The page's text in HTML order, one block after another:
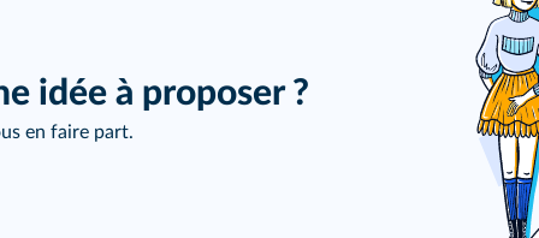
idée à proposer ?
en faire part.